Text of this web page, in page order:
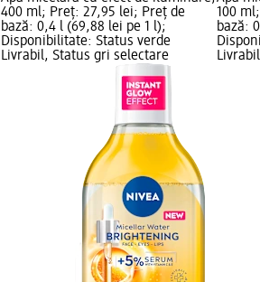
400 ml; Preț: 27,95 lei; Preț de
bază: 0,4 l (69,88 lei pe 1 l);
Disponibilitate: Status verde
Livrabil, Status gri selectare
100
bază: